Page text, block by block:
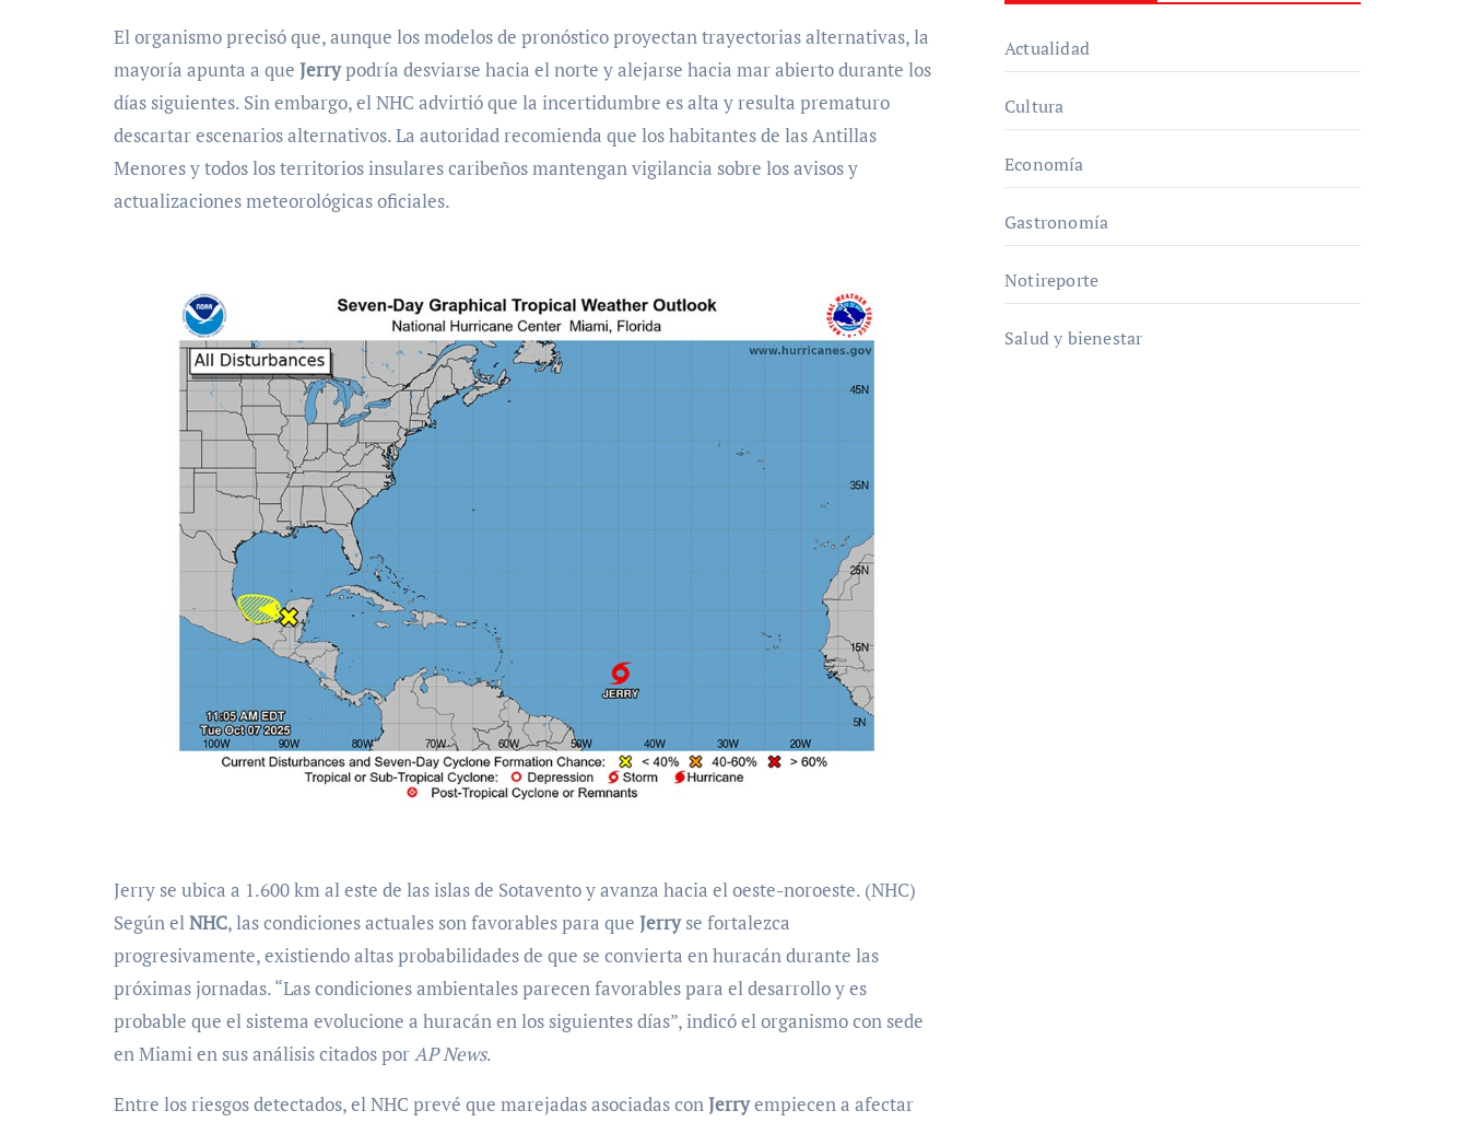
El organismo precisó que, aunque los modelos de pronóstico proyectan trayectorias alternativas, la
mayoría apunta a que Jerrypodría desviarse hacia el norte y alejarse hacia mar abierto durante los
días siguientes. Sin embargo, el NHC advirtió que la incertidumbre es alta y resulta prematuro
descartar escenarios alternativos. La autoridad recomienda que los habitantes de las Antillas
Menores y todos los territorios insulares caribeños mantengan vigilancia sobre los avisos y
actualizaciones meteorológicas oficiales.
Jerry se ubica a 1.600 km al este de las islas de Sotavento y avanza hacia el oeste-noroeste. (NHC)
Según elNHC, las condiciones actuales son favorables para que Jerryse fortalezca
progresivamente, existiendo altas probabilidades de que se convierta en huracán durante las
próximas jornadas. “Las condiciones ambientales parecen favorables para el desarrollo y es
probable que el sistema evolucione a huracán en los siguientes días”, indicó el organismo con sede
en Miami en sus análisis citados porAP News.
Entre los riesgos detectados, el NHC prevé que marejadas asociadas conJerryempiecen a afectar
Actualidad
Cultura
Economía
Gastronomía
Notireporte
Salud y bienestar